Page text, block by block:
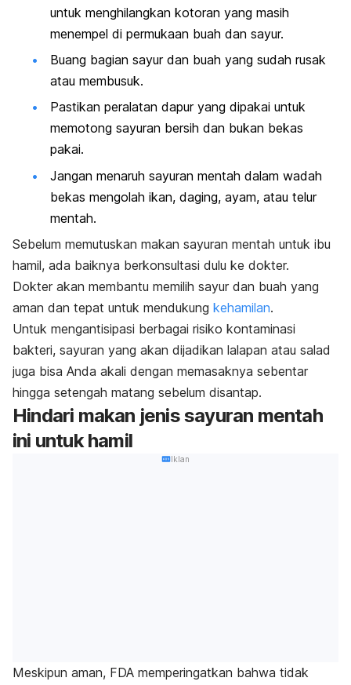
untuk menghilangkan kotoran yang masih
menempel di permukaan buah dan sayur.
Buang bagian sayur dan buah yang sudah rusak
atau membusuk.
Pastikan peralatan dapur yang dipakai untuk
memotong sayuran bersih dan bukan bekas
pakai.
Jangan menaruh sayuran mentah dalam wadah
bekas mengolah ikan, daging, ayam, atau telur
mentah.
Sebelum memutuskan makan sayuran mentah untuk ibu
hamil, ada baiknya berkonsultasi dulu ke dokter.
Dokter akan membantu memilih sayur dan buah yang
aman dan tepat untuk mendukung kehamilan.
Untuk mengantisipasi berbagai risiko kontaminasi
bakteri, sayuran yang akan dijadikan lalapan atau salad
juga bisa Anda akali dengan memasaknya sebentar
hingga setengah matang sebelum disantap.
Hindari makan jenis sayuran mentah
ini untuk hamil
Iklan
Meskipun aman, FDA memperingatkan bahwa tidak